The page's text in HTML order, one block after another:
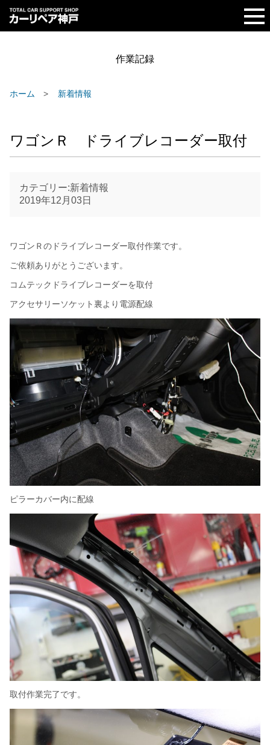
作業記録
ホーム 新着情報
ワゴンＲ ドライブレコーダー取付
カテゴリー:新着情報
2019年12月03日
ワゴンＲのドライブレコーダー取付作業です。
ご依頼ありがとうございます。
コムテックドライブレコーダーを取付
アクセサリーソケット裏より電源配線
ピラーカバー内に配線
取付作業完了です。